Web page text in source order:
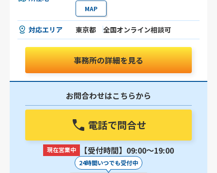
MAP
対応エリア 東京都 全国オンライン相談可
事務所の詳細を見る
お問合わせはこちらから
電話で問合せ
現在営業中 【受付時間】09:00〜19:00
24時間いつでも受付中